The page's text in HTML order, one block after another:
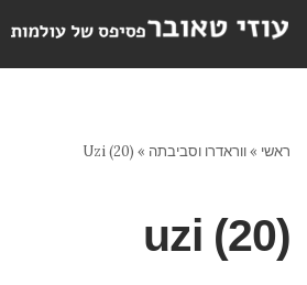
ראשי »ווראדרו וסביבתה »
Uzi (20)
uzi (20)